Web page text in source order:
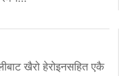
खैरो हेरोइनसहित एकै